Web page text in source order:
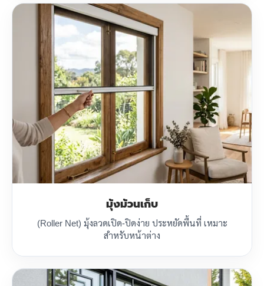
มุ้งม้วนเก็บ
(Roller Net) มุ้งลวดเปิด-ปิดง่าย ประหยัดพื้นที่ เหมาะ
สำหรับหน้าต่าง